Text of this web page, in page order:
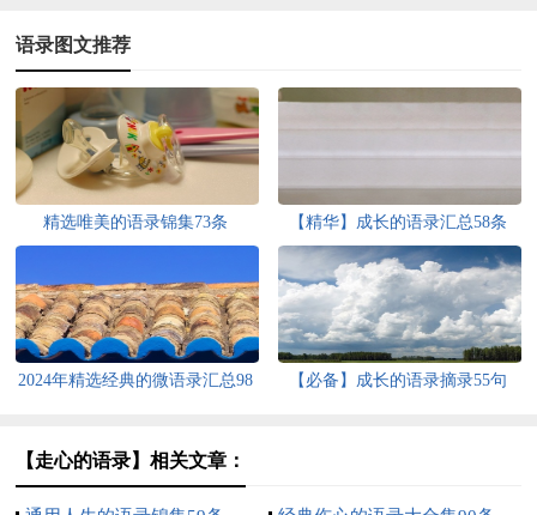
语录图文推荐
精选唯美的语录锦集73条 【精华】成长的语录汇总58条
2024年精选经典的微语录汇总98
【必备】成长的语录摘录55句
【走心的语录】相关文章：